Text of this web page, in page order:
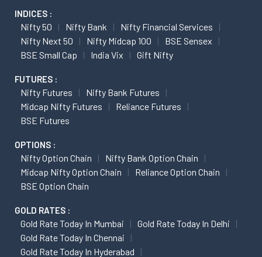
INDICES :
Nifty 50 Nifty Bank
Nifty Financial Services
Nifty Next 50
Nifty Midcap 100
BSE Sensex
BSE Small Cap
India Vix Gift Nifty
FUTURES :
Nifty Futures
Nifty Bank Futures
Midcap Nifty Futures
Reliance Futures
BSE Futures
OPTIONS :
Nifty Option Chain
Nifty Bank Option Chain
Midcap Nifty Option Chain
Reliance Option Chain
BSE Option Chain
GOLD RATES :
Gold Rate Today In Mumbai
Gold Rate Today In Delhi
Gold Rate Today In Chennai
Gold Rate Today In Hyderabad